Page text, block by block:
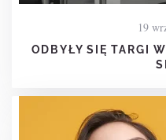
19
ODBYŁY SIĘ TARGI